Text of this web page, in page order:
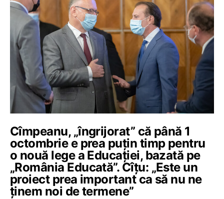
Cîmpeanu, „îngrijorat” că până 1
octombrie e prea puțin timp pentru
o nouă lege a Educației, bazată pe
„România Educată”. Cîțu: „Este un
proiect prea important ca să nu ne
ținem noi de termene”